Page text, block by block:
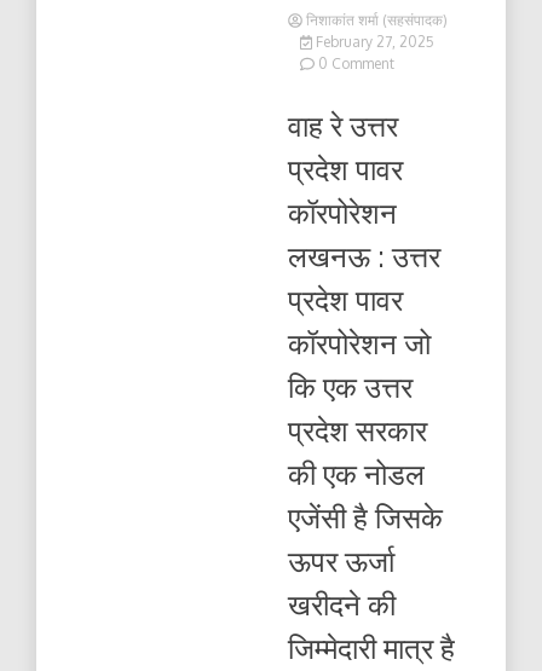
निशाकांत शर्मा (सहसंपादक)
February 27, 2025
0 Commenton
लेने
अभियन्ताओ
होड़
कौन
या
संगठन
?
वाह रे उत्तर
प्रदेश पावर
कॉरपोरेशन
लखनऊ : उत्तर
प्रदेश पावर
कॉरपोरेशन जो
कि एक उत्तर
प्रदेश सरकार
की एक नोडल
एजेंसी है जिसके
ऊपर ऊर्जा
खरीदने की
जिम्मेदारी मात्र है